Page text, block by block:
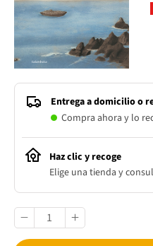
Entrega a domicilio o
Compra ahora y lo
Haz clic y recoge
Elige una tienda y